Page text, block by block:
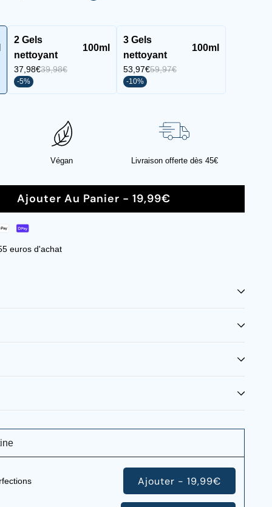
2 Gels
nettoyant
100ml
37,98€39,98€
-5%
3 Gels
nettoyant
100ml
53,97€59,97€
-10%
Végan Livraison offerte dès 45€
Ajouter Au Panier - 19,99€
euros d'achat
Ajouter - 19,99€